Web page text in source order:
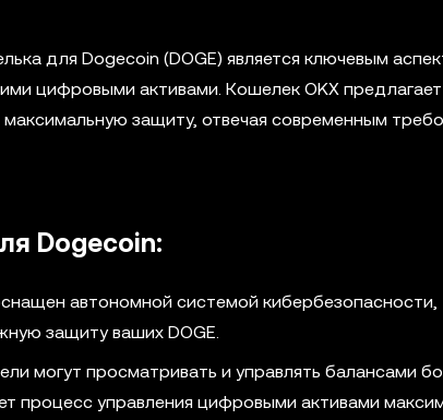
для Dogecoin (DOGE) является ключевым
цифровыми активами. Кошелек OKX предлагает
защиту, отвечая современным
Dogecoin:
автономной системой кибербезопасности,
защиту ваших DOGE.
могут просматривать и управлять балансами
процесс управления цифровыми активами